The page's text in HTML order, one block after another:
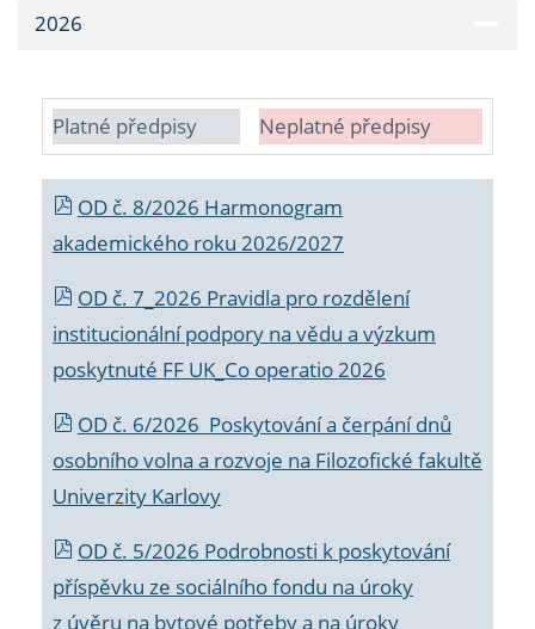
2026
Platné předpisy Neplatné předpisy
OD č. 8/2026 Harmonogram
akademického roku 2026/2027
OD č. 7_2026 Pravidla pro rozdělení
institucionální podpory na vědu a výzkum
poskytnuté FF UK_Co operatio 2026
OD č. 6/2026 Poskytování a čerpání dnů
osobního volna a rozvoje na Filozofické fakultě
Univerzity Karlovy
OD č. 5/2026 Podrobnosti k poskytování
příspěvku ze sociálního fondu na úroky
z úvěru na bytové potřeby a na úroky